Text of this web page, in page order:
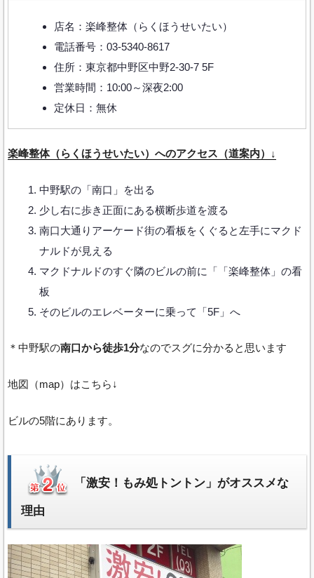
店名：楽峰整体（らくほうせいたい）
電話番号：03-5340-8617
住所：東京都中野区中野2-30-7 5F
営業時間：10:00～深夜2:00
定休日：無休
楽峰整体（らくほうせいたい）へのアクセス（道案内）↓
中野駅の「南口」を出る
少し右に歩き正面にある横断歩道を渡る
南口大通りアーケード街の看板をくぐると左手にマクド
ナルドが見える
マクドナルドのすぐ隣のビルの前に「「楽峰整体」の看
板
そのビルのエレベーターに乗って「5F」へ
＊中野駅の南口から徒歩1分なのでスグに分かると思います
地図（map）はこちら↓
ビルの5階にあります。
「激安！もみ処トントン」がオススメな
理由